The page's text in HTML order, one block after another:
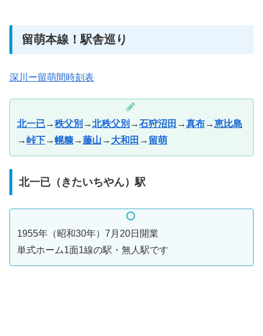
留萌本線！駅舎巡り
深川ー留萌間時刻表
北一已→秩父別 →北秩父別 →石狩沼田 →真布→恵比島
→峠下→幌糠→藤山 → 大和田 → 留萌
北一已（きたいちやん）駅
1955年（昭和30年）7月20日開業
単式ホーム1面1線の駅・無人駅です